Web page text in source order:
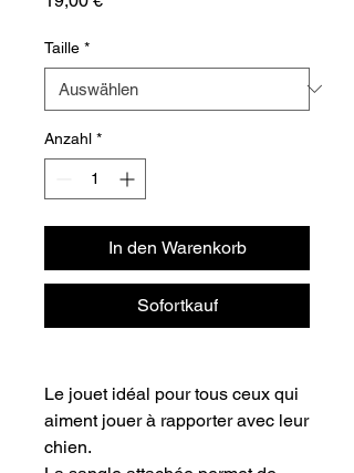
Taille *
Anzahl *
In den Warenkorb
Sofortkauf
Le jouet idéal pour tous ceux qui
aiment jouer à rapporter avec leur
chien.